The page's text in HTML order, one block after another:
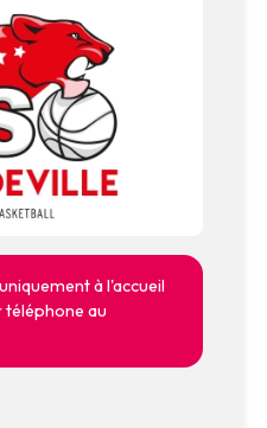
à l'accueil
téléphone au